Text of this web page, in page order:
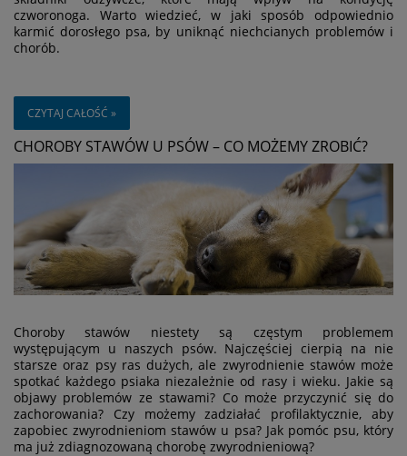
czworonoga. Warto wiedzieć, w jaki sposób odpowiednio
karmić dorosłego psa, by uniknąć niechcianych problemów i
chorób.
CZYTAJ CAŁOŚĆ »
CHOROBY STAWÓW U PSÓW – CO MOŻEMY ZROBIĆ?
Choroby stawów niestety są częstym problemem
występującym u naszych psów. Najczęściej cierpią na nie
starsze oraz psy ras dużych, ale zwyrodnienie stawów może
spotkać każdego psiaka niezależnie od rasy i wieku. Jakie są
objawy problemów ze stawami? Co może przyczynić się do
zachorowania? Czy możemy zadziałać profilaktycznie, aby
zapobiec zwyrodnieniom stawów u psa? Jak pomóc psu, który
ma już zdiagnozowaną chorobę zwyrodnieniową?